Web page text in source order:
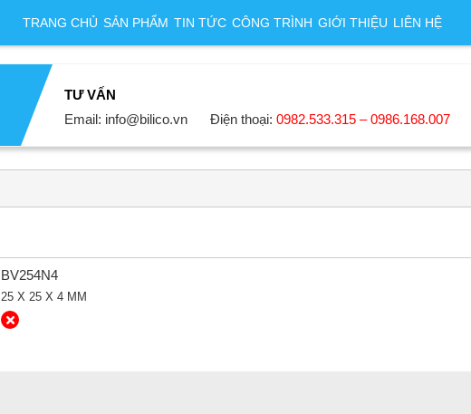
TRANG CHỦ SẢN PHẨM TIN TỨC CÔNG TRÌNH GIỚI THIỆU LIÊN HỆ
TƯ VẤN
Email: info@bilico.vn
Điện thoại:0982.533.315 – 0986.168.007
BV254N4
25 X 25 X 4 MM